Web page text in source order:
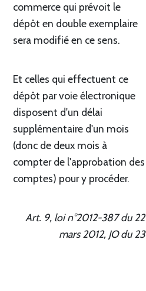
commerce qui prévoit le
dépôt en double exemplaire
sera modifié en ce sens.
Et celles qui effectuent ce
dépôt par voie électronique
disposent d'un délai
supplémentaire d'un mois
(donc de deux mois à
compter de l'approbation des
comptes) pour y procéder.
Art. 9, loi n°2012-387 du 22
mars 2012, JO du 23